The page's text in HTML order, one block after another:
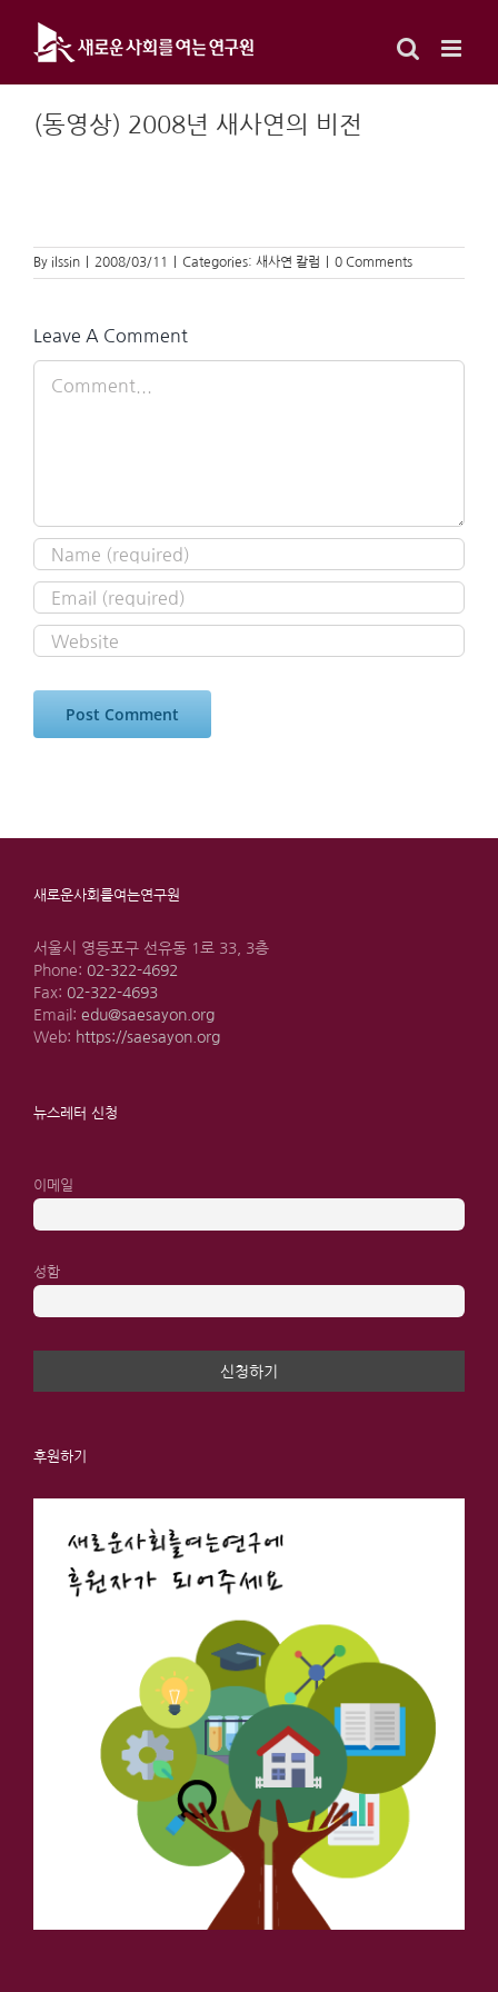
content
(동영상) 2008년 새사연의 비전
By ilssin 2008/03/11 Categories: 새사연 칼럼 0 Comments
Leave A Comment
새로운사회를여는연구원
서울시 영등포구 선유동 1로 33, 3층
Phone: 02-322-4692
Fax: 02-322-4693
Email: edu@saesayon.org
Web: https://saesayon.org
뉴스레터 신청
이메일
성함
후원하기